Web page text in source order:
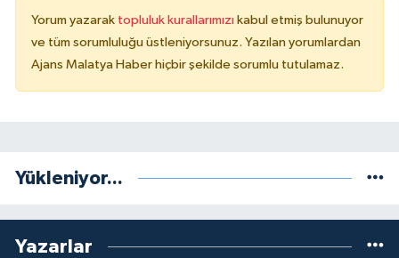
Yorum yazarak topluluk kurallarımızı kabul etmiş bulunuyor
ve tüm sorumluluğu üstleniyorsunuz. Yazılan yorumlardan
Ajans Malatya Haber hiçbir şekilde sorumlu tutulamaz.
Yükleniyor...
Yazarlar